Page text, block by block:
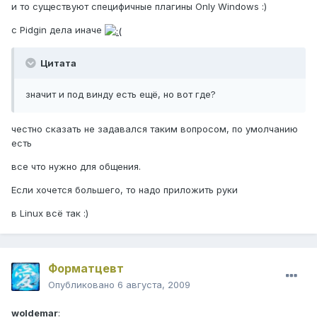
и то существуют специфичные плагины Only Windows :)
с Pidgin дела иначе
Цитата
значит и под винду есть ещё, но вот где?
честно сказать не задавался таким вопросом, по умолчанию
есть
все что нужно для общения.
Если хочется большего, то надо приложить руки
в Linux всё так :)
Форматцевт
Опубликовано 6 августа, 2009
woldemar: